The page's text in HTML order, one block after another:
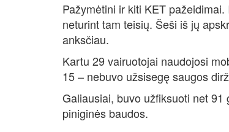
Pažymėtini ir kiti KET
neturint tam teisių. Šeši iš jų
anksčiau.
Kartu 29 vairuotojai naudojosi
15 – nebuvo užsisegę saugos
Galiausiai, buvo užfiksuoti net
piniginės baudos.